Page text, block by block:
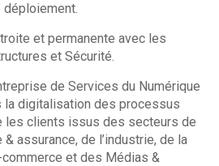
déploiement.
et permanente avec les
et Sécurité.
de Services du Numérique
la digitalisation des processus
les clients issus des secteurs de
& assurance, de l’industrie, de la
et des Médias &